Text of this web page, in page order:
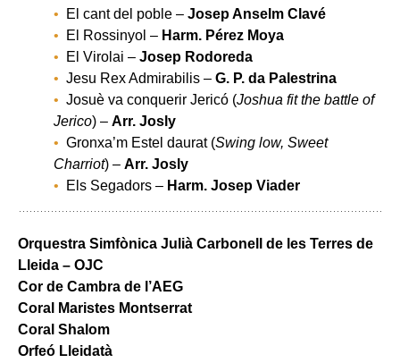
El cant del poble – Josep Anselm Clavé
El Rossinyol – Harm. Pérez Moya
El Virolai – Josep Rodoreda
Jesu Rex Admirabilis – G. P. da Palestrina
Josuè va conquerir Jericó (Joshua fit the battle of
Jerico) – Arr. Josly
Gronxa’m Estel daurat (Swing low, Sweet
Charriot) – Arr. Josly
Els Segadors – Harm. Josep Viader
Orquestra Simfònica Julià Carbonell de les Terres de
Lleida – OJC
Cor de Cambra de l’AEG
Coral Maristes Montserrat
Coral Shalom
Orfeó Lleidatà